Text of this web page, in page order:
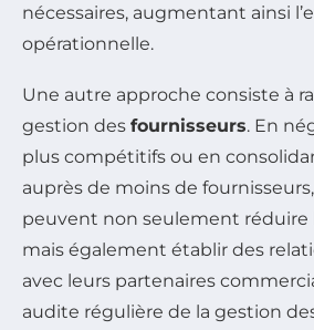
nécessaires, augmentant ainsi
opérationnelle.
Une autre approche consiste à
gestion des fournisseurs. En
plus compétitifs ou en
auprès de moins de
peuvent non seulement réduire
mais également établir des
avec leurs partenaires
audite régulière de la gestion